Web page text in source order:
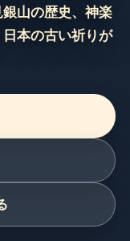
山の歴史、神楽
本の古い祈りが